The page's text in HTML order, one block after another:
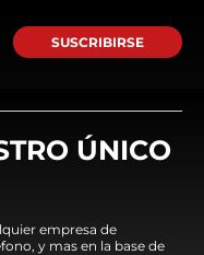
SUSCRIBIRSE
ÚNICO
empresa de
y mas en la base de